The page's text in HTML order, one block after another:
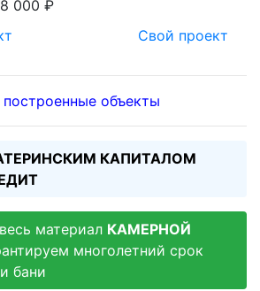
000 ₽
Свой проект
объекты
КАПИТАЛОМ
материал КАМЕРНОЙ
многолетний срок
бани